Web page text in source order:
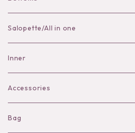
Skirt
Pants
Salopette/All in one
Inner
Bra
Shorts
Accessories
Necklace
Bag